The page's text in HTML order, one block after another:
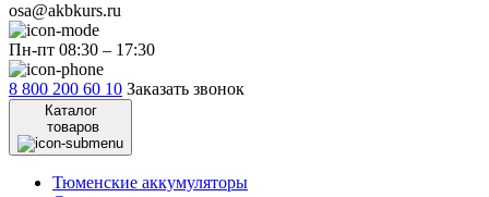
osa@akbkurs.ru
Пн-пт 08:30 – 17:30
8 800 200 60 10 Заказать звонок
Каталог
товаров
Тюменские аккумуляторы